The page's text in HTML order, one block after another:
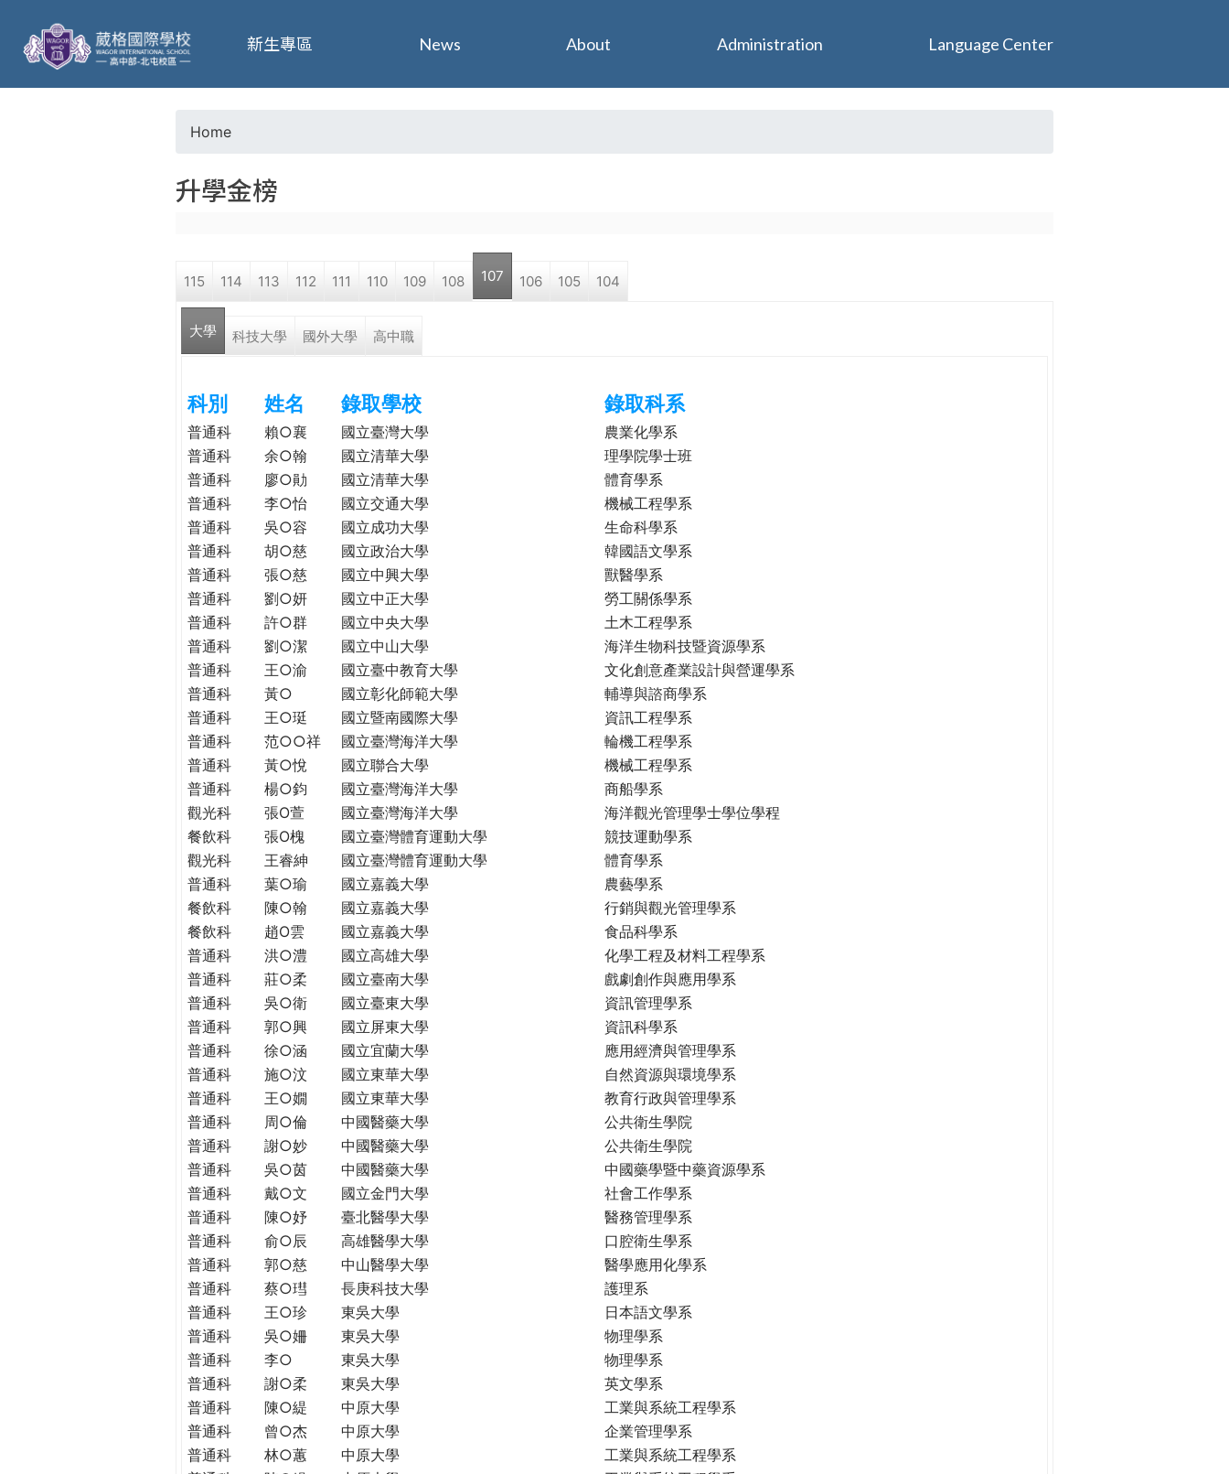
葳
格
o
a
r
h
e
r
e
Home
升學金榜
115 114 113 112 111 110 109 108 107 106 105 104
大學 科技大學 國外大學 高中職
科別 姓名 錄取學校 錄取科系
普通科 賴○襄 國立臺灣大學
農業化學系
普通科
余○翰 國立清華大學
理學院學士班
普通科
廖○勛 國立清華大學
體育學系
普通科
李○怡 國立交通大學
機械工程學系
普通科
吳○容 國立成功大學
生命科學系
普通科
胡○慈 國立政治大學
韓國語文學系
普通科
張○慈 國立中興大學
獸醫學系
普通科
劉○妍 國立中正大學
勞工關係學系
普通科
許○群 國立中央大學
土木工程學系
普通科
劉○潔 國立中山大學
海洋生物科技暨資源學系
普通科
王○渝 國立臺中教育大學
文化創意產業設計與營運學系
普通科
黃○ 國立彰化師範大學
輔導與諮商學系
普通科
王○珽 國立暨南國際大學
資訊工程學系
普通科
范○○祥 國立臺灣海洋大學
輪機工程學系
普通科
黃○悅 國立聯合大學
機械工程學系
普通科
楊○鈞 國立臺灣海洋大學
商船學系
觀光科
張O萱 國立臺灣海洋大學
海洋觀光管理學士學位學程
餐飲科
張O槐 國立臺灣體育運動大學
競技運動學系
觀光科
王睿紳 國立臺灣體育運動大學
體育學系
普通科
葉○瑜 國立嘉義大學
農藝學系
餐飲科
陳○翰 國立嘉義大學
行銷與觀光管理學系
餐飲科
趙O雲 國立嘉義大學
食品科學系
普通科
洪○澧 國立高雄大學
化學工程及材料工程學系
普通科
莊○柔 國立臺南大學
戲劇創作與應用學系
普通科
吳○衛 國立臺東大學
資訊管理學系
普通科
郭○興 國立屏東大學
資訊科學系
普通科
徐○涵 國立宜蘭大學
應用經濟與管理學系
普通科
施○汶 國立東華大學
自然資源與環境學系
普通科
王○嫺 國立東華大學
教育行政與管理學系
普通科
周○倫 中國醫藥大學
公共衛生學院
普通科
謝○妙 中國醫藥大學
公共衛生學院
普通科
吳○茵 中國醫藥大學
中國藥學暨中藥資源學系
普通科
戴○文 國立金門大學
社會工作學系
普通科
陳○妤 臺北醫學大學
醫務管理學系
普通科
俞○辰 高雄醫學大學
口腔衛生學系
普通科
郭○慈 中山醫學大學
醫學應用化學系
普通科
蔡○㻰 長庚科技大學
護理系
普通科
王○珍 東吳大學
日本語文學系
普通科
吳○姍 東吳大學
物理學系
普通科
李○ 東吳大學
物理學系
普通科
謝○柔 東吳大學
英文學系
普通科
陳○緹 中原大學
工業與系統工程學系
普通科
曾○杰 中原大學
企業管理學系
普通科
林○蕙 中原大學
工業與系統工程學系
新生專區 News About Administration Language Center